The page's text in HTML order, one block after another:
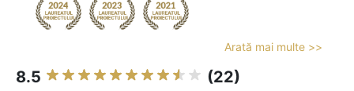
Arată mai multe >>
8.5 (22)